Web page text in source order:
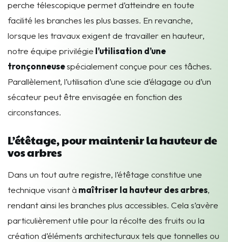
perche télescopique permet d’atteindre en toute
facilité les branches les plus basses. En revanche,
lorsque les travaux exigent de travailler en hauteur,
notre équipe privilégie l’utilisation d’une
tronçonneusespécialement conçue pour ces tâches.
Parallèlement, l’utilisation d’une scie d’élagage ou d’un
sécateur peut être envisagée en fonction des
circonstances.
L’étêtage, pour maintenir la hauteur de
vos arbres
Dans un tout autre registre, l’étêtage constitue une
technique visant à maîtriser la hauteur des arbres,
rendant ainsi les branches plus accessibles. Cela s’avère
particulièrement utile pour la récolte des fruits ou la
création d’éléments architecturaux tels que tonnelles ou